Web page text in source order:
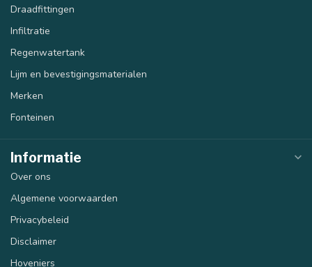
Draadfittingen
Infiltratie
Regenwatertank
Lijm en bevestigingsmaterialen
Merken
Fonteinen
Informatie
Over ons
Algemene voorwaarden
Privacybeleid
Disclaimer
Hoveniers